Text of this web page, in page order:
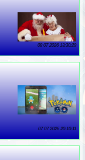
08 07 2026 13:30:29
07 07 2026 20:10:11